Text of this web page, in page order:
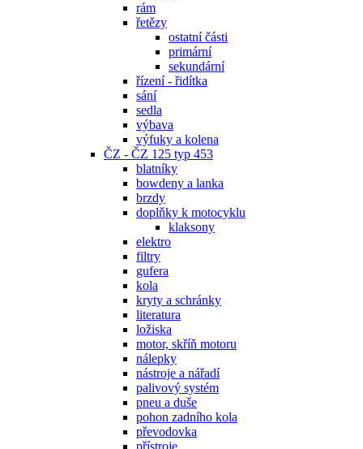
rám
řetězy
ostatní části
primární
sekundární
řízení - řidítka
sání
sedla
výbava
výfuky a kolena
ČZ - ČZ 125 typ 453
blatníky
bowdeny a lanka
brzdy
doplňky k motocyklu
klaksony
elektro
filtry
gufera
kola
kryty a schránky
literatura
ložiska
motor, skříň motoru
nálepky
nástroje a nářadí
palivový systém
pneu a duše
pohon zadního kola
převodovka
přístroje